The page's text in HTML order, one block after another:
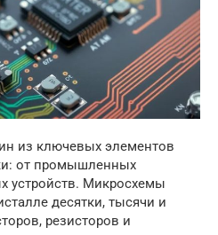
из ключевых элементов
от промышленных
устройств. Микросхемы
десятки, тысячи и
резисторов и